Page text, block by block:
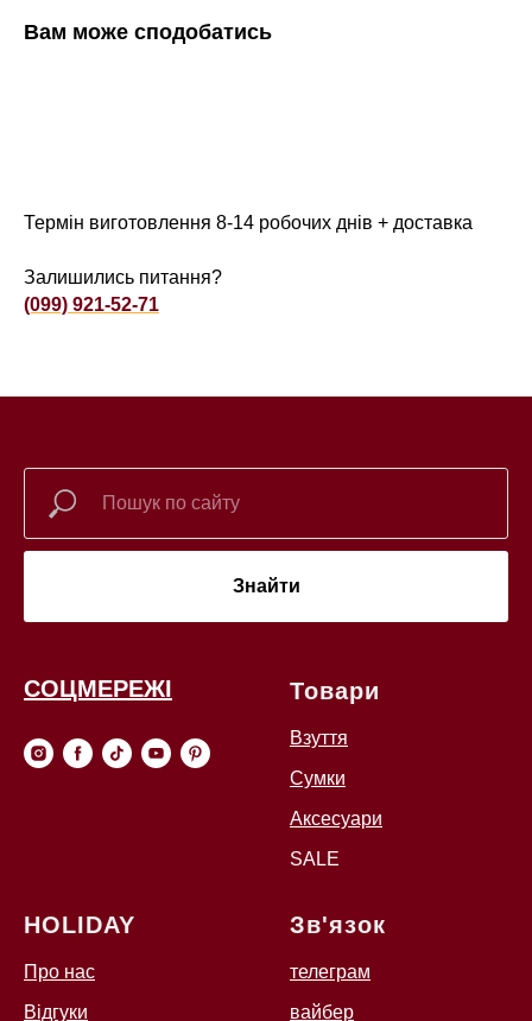
Вам може сподобатись
Термін виготовлення 8-14 робочих днів + доставка
Залишились питання?
(099) 921-52-71
Знайти
СОЦМЕРЕЖІ Товари
Взуття
Сумки
Аксесуари
SALE
HOLIDAY
Про нас
Відгуки
Зв'язок
телеграм
вайбер